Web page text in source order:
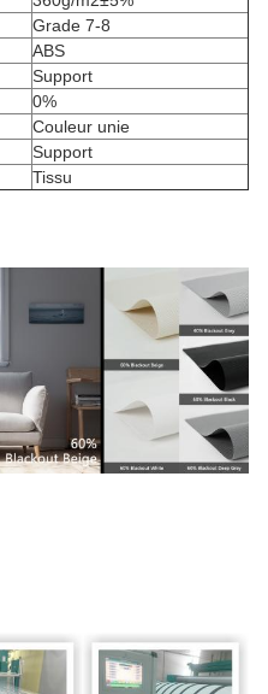
Grade 7-8
ABS
Support
0%
Couleur unie
Support
Tissu